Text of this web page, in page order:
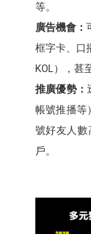
等。
廣告機會：
框字卡、口
KOL），甚
推廣優勢：
帳號推播等
號好友人數
戶。